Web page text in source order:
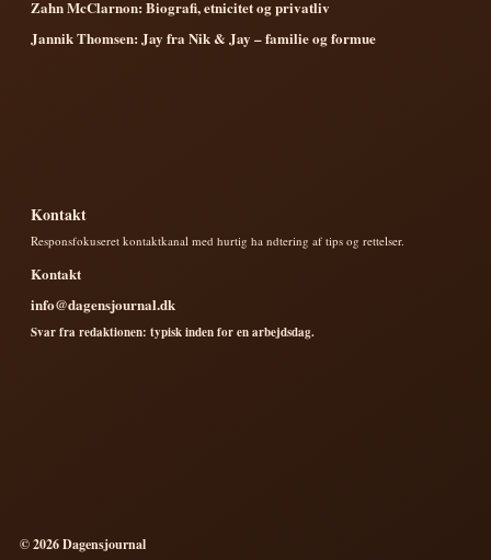
Zahn McClarnon: Biografi, etnicitet og privatliv
Jannik Thomsen: Jay fra Nik & Jay – familie og formue
Kontakt
Responsfokuseret kontaktkanal med hurtig ha ndtering af tips og rettelser.
Kontakt
info@dagensjournal.dk
Svar fra redaktionen: typisk inden for en arbejdsdag.
© 2026 Dagensjournal